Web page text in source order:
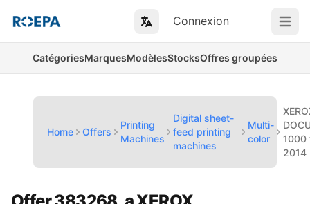
Connexion Open
CatégoriesMarquesModèlesStocksOffres groupées
Home Offers
Printing
Machines
Digital sheet-
feed printing
machines
Multi-
color
1000
2014